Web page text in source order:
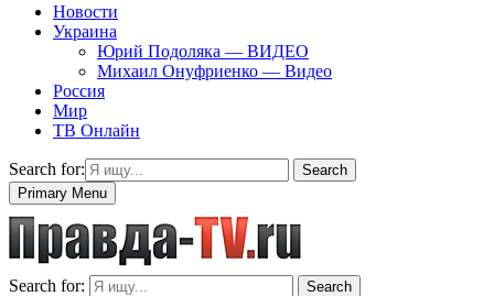
Новости
Украина
Юрий Подоляка — ВИДЕО
Михаил Онуфриенко — Видео
Россия
Мир
ТВ Онлайн
Search for:
Search
Primary Menu
Search for: Search